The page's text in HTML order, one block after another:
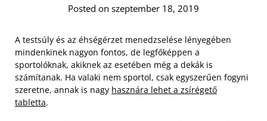
Posted on szeptember 18, 2019
A testsúly és az éhségérzet menedzselése lényegében
mindenkinek nagyon fontos, de legfőképpen a
sportolóknak, akiknek az esetében még a dekák is
számítanak. Ha valaki nem sportol, csak egyszerűen fogyni
szeretne, annak is nagy hasznára lehet a zsírégető
tabletta.